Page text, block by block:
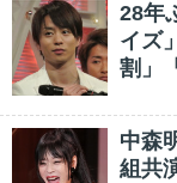
28年
イズ
割」
中森
組共